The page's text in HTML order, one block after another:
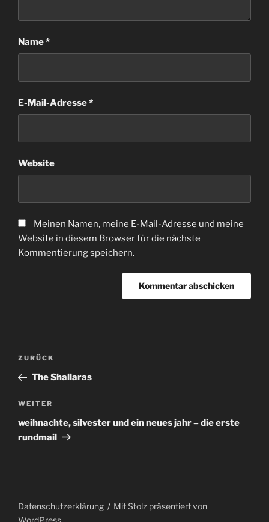
Name*
E-Mail-Adresse*
Website
Meinen Namen, meine E-Mail-Adresse und meine
Website in diesem Browser für die nächste
Kommentierung speichern.
Beitragsnavigation
Vorheriger
Beitrag
ZURÜCK
The Shallaras
Nächster
Beitrag
WEITER
weihnachte, silvester und ein neues jahr – die erste
rundmail
Datenschutzerklärung
Mit Stolz präsentiert von
WordPress